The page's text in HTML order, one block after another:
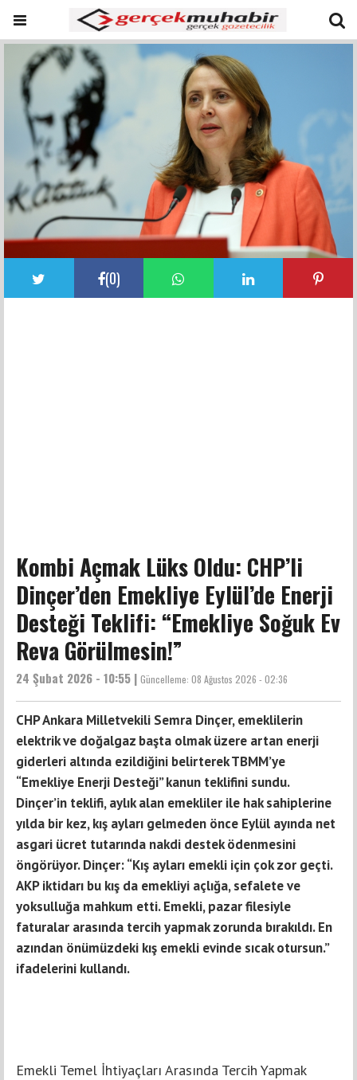
(0)
Kombi Açmak Lüks Oldu: CHP’li
Dinçer’den Emekliye Eylül’de Enerji
Desteği Teklifi: “Emekliye Soğuk Ev
Reva Görülmesin!”
24 Şubat 2026 - 10:55 | Güncelleme: 08 Ağustos 2026 - 02:36
CHP Ankara Milletvekili Semra Dinçer, emeklilerin
elektrik ve doğalgaz başta olmak üzere artan enerji
giderleri altında ezildiğini belirterek TBMM’ye
“Emekliye Enerji Desteği” kanun teklifini sundu.
Dinçer’in teklifi, aylık alan emekliler ile hak sahiplerine
yılda bir kez, kış ayları gelmeden önce Eylül ayında net
asgari ücret tutarında nakdi destek ödenmesini
öngörüyor. Dinçer: “Kış ayları emekli için çok zor geçti.
AKP iktidarı bu kış da emekliyi açlığa, sefalete ve
yoksulluğa mahkum etti. Emekli, pazar filesiyle
faturalar arasında tercih yapmak zorunda bırakıldı. En
azından önümüzdeki kış emekli evinde sıcak otursun.”
ifadelerini kullandı.
Emekli Temel İhtiyaçları Arasında Tercih Yapmak